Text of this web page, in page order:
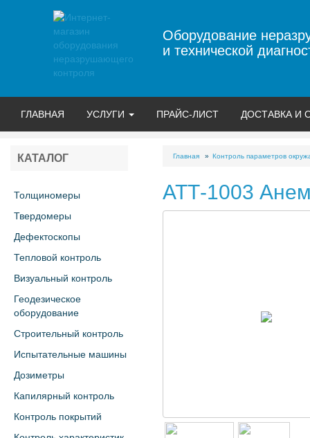
Оборудование
и технической
ГЛАВНАЯ УСЛУГИ ПРАЙС-ЛИСТ ДОСТАВКА И
КАТАЛОГ
Толщиномеры
Твердомеры
Дефектоскопы
Тепловой контроль
Визуальный контроль
Геодезическое
оборудование
Строительный контроль
Испытательные машины
Дозиметры
Капилярный контроль
Контроль покрытий
Главная Контроль параметров
АТТ-1003